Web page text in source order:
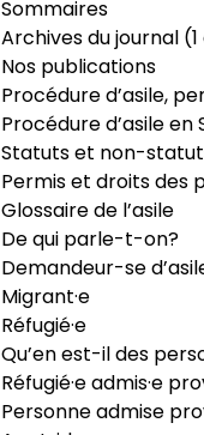
Sommaires
Archives du journal
Nos publications
Procédure d’asile,
Procédure d’asile en
Statuts et non-
Permis et droits des
Glossaire de l’asile
De qui parle-t-on?
Demandeur-se
Migrant·e
Réfugié·e
Qu’en est-il des
Réfugié·e admis·e
Personne admise